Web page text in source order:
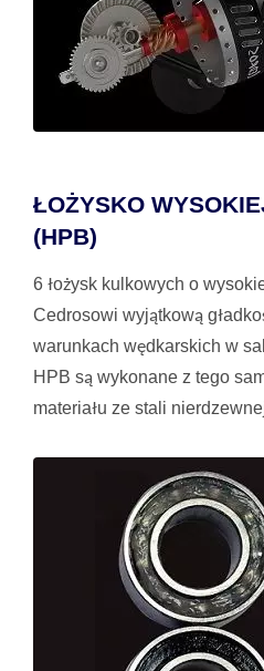
ŁOŻYSKO
(HPB)
6 łożysk kulkowych o
Cedrosowi wyjątkową
warunkach wędkarskich w
HPB są wykonane z tego
materiału ze stali